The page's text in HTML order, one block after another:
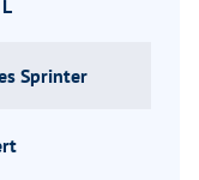
Sprinter